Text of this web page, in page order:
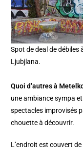
Spot de deal de débiles
Ljubjlana.
Quoi d’autres à
une ambiance sympa
spectacles improvisés
chouette à découvrir.
L’endroit est couvert de